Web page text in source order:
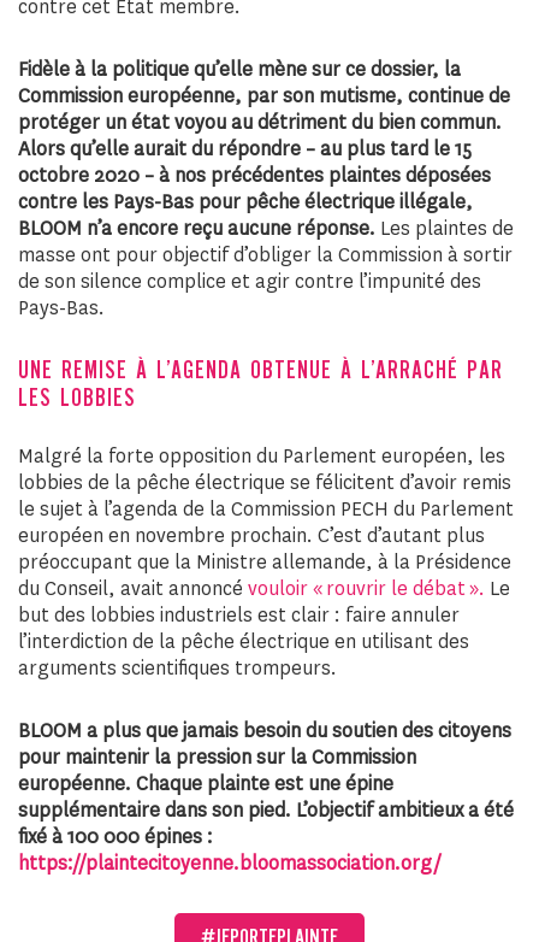
contre cet Etat membre.
Fidèle à la politique qu’elle mène sur ce dossier, la
Commission européenne, par son mutisme, continue de
protéger un état voyou au détriment du bien commun.
Alors qu’elle aurait du répondre – au plus tard le 15
octobre 2020 – à nos précédentes plaintes déposées
contre les Pays-Bas pour pêche électrique illégale,
BLOOM n’a encore reçu aucune réponse. Les plaintes de
masse ont pour objectif d’obliger la Commission à sortir
de son silence complice et agir contre l’impunité des
Pays-Bas.
UNE REMISE À L’AGENDA OBTENUE À L’ARRACHÉ PAR
LES LOBBIES
Malgré la forte opposition du Parlement européen, les
lobbies de la pêche électrique se félicitent d’avoir remis
le sujet à l’agenda de la Commission PECH du Parlement
européen en novembre prochain. C’est d’autant plus
préoccupant que la Ministre allemande, à la Présidence
du Conseil, avait annoncé vouloir « rouvrir le débat ». Le
but des lobbies industriels est clair : faire annuler
l’interdiction de la pêche électrique en utilisant des
arguments scientifiques trompeurs.
BLOOM a plus que jamais besoin du soutien des citoyens
pour maintenir la pression sur la Commission
européenne. Chaque plainte est une épine
supplémentaire dans son pied. L’objectif ambitieux a été
fixé à 100 000 épines :
https://plaintecitoyenne.bloomassociation.org/